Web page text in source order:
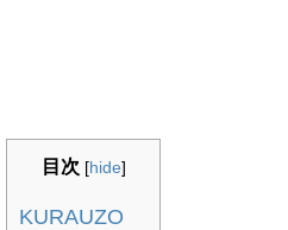
目次 [hide]
KURAUZO